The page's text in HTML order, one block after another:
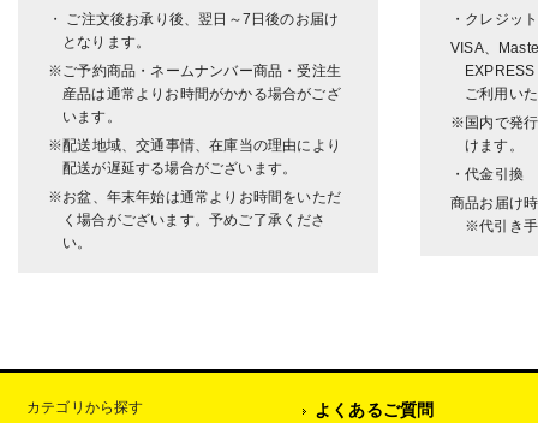
・ ご注文後お承り後、翌日～7日後のお届け
となります。
※ご予約商品・ネームナンバー商品・受注生
産品は通常よりお時間がかかる場合がござ
います。
※配送地域、交通事情、在庫当の理由により
配送が遅延する場合がございます。
※お盆、年末年始は通常よりお時間をいただ
く場合がございます。予めご了承くださ
い。
・クレジッ
VISA、
ご利用い
※国内で発
けます。
・代金引換
商品お届け
※代引き
カテゴリから探す
よくあるご質問